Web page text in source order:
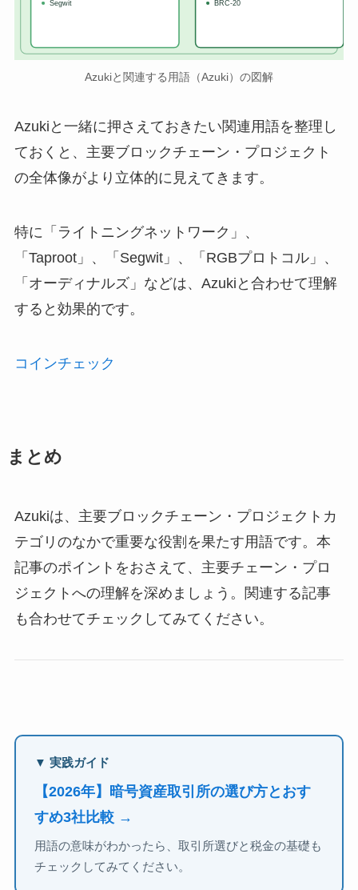
Segwit BRC-20
Azukiと関連する用語（Azuki）の図解
Azukiと一緒に押さえておきたい関連用語を整理し
ておくと、主要ブロックチェーン・プロジェクト
の全体像がより立体的に見えてきます。
特に「ライトニングネットワーク」、
「Taproot」、「Segwit」、「RGBプロトコル」、
「オーディナルズ」などは、Azukiと合わせて理解
すると効果的です。
コインチェック
まとめ
Azukiは、主要ブロックチェーン・プロジェクトカ
テゴリのなかで重要な役割を果たす用語です。本
記事のポイントをおさえて、主要チェーン・プロ
ジェクトへの理解を深めましょう。関連する記事
も合わせてチェックしてみてください。
▼ 実践ガイド
【2026年】暗号資産取引所の選び方とおす
すめ3社比較 →
用語の意味がわかったら、取引所選びと税金の基礎も
チェックしてみてください。